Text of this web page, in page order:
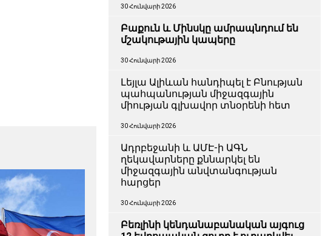
30 Հունվարի 2026
Բաքուն և Մինսկը ամրապնդում են
մշակութային կապերը
30 Հունվարի 2026
Լեյլա Ալիևան հանդիպել է Բնության
պահպանության միջազգային
միության գլխավոր տնօրենի հետ
30 Հունվարի 2026
Ադրբեջանի և ԱՄԷ-ի ԱԳՆ
ղեկավարները քննարկել են
միջազգային անվտանգության
հարցեր
30 Հունվարի 2026
Բեռլինի կենդանաբանական այգուց